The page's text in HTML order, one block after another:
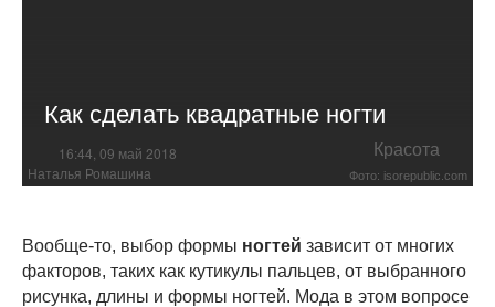
Как сделать квадратные ногти
16:44, 09 май 2018 Красота
Наталья Ромашина Фото: isorepublic.com
Вообще-то, выбор формы ногтей зависит от многих
факторов, таких как кутикулы пальцев, от выбранного
рисунка, длины и формы ногтей. Мода в этом вопросе